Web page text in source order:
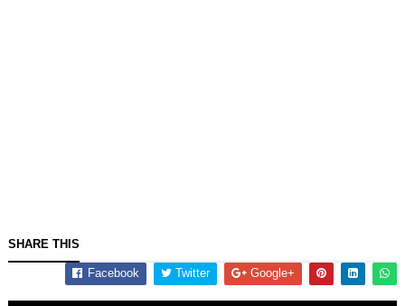
SHARE THIS
Facebook Twitter Google+